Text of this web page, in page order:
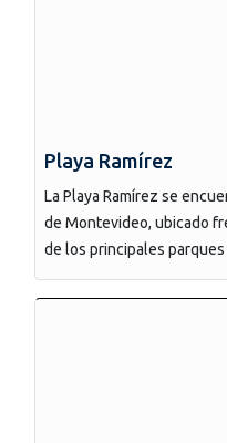
Playa Ramírez
La Playa Ramírez se
de Montevideo, ubicado
de los principales parques